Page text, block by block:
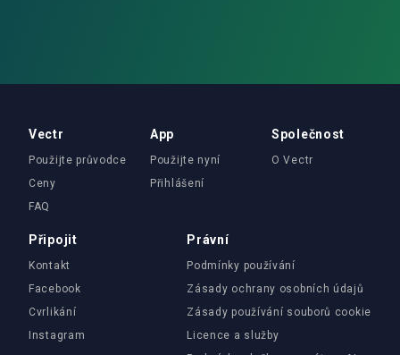
Vectr
Použijte průvodce
Ceny
FAQ
App
Použijte nyní
Přihlášení
Společnost
O Vectr
Připojit
Kontakt
Facebook
Cvrlikání
Instagram
Právní
Podmínky používání
Zásady ochrany osobních údajů
Zásady používání souborů cookie
Licence a služby